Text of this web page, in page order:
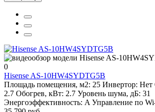
0
Hisense AS-10HW4SYDTG5B
Площадь помещения, м2: 25 Инвертор: Нет
2.7 Обогрев, кВт: 2.7 Уровень шума, дБ: 31
Энергоэффективность: A Управление по